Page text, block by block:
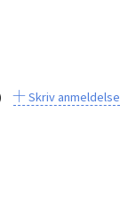
Skriv anmeldelse